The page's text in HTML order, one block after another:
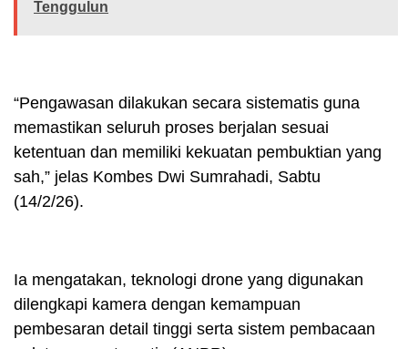
Tenggulun
“Pengawasan dilakukan secara sistematis guna
memastikan seluruh proses berjalan sesuai
ketentuan dan memiliki kekuatan pembuktian yang
sah,” jelas Kombes Dwi Sumrahadi, Sabtu
(14/2/26).
Ia mengatakan, teknologi drone yang digunakan
dilengkapi kamera dengan kemampuan
pembesaran detail tinggi serta sistem pembacaan